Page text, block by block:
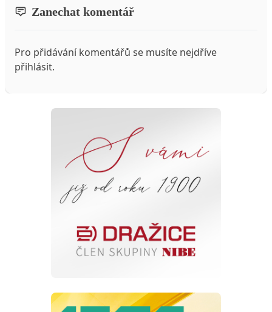
Zanechat komentář
Pro přidávání komentářů se musíte nejdříve
přihlásit.